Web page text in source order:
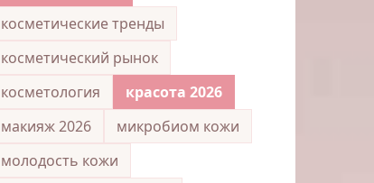
косметические тренды
косметический рынок
косметология
красота 2026
макияж 2026
микробиом кожи
молодость кожи